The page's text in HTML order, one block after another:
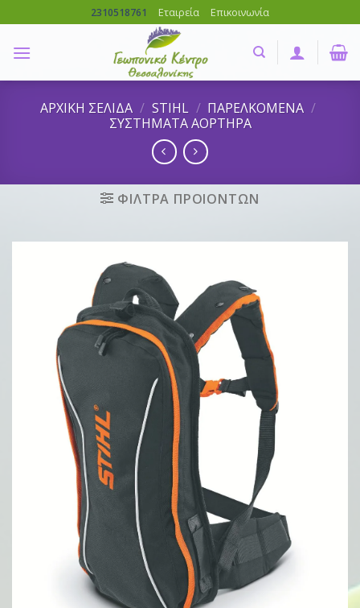
to
content
2310518761 Εταιρεία Επικοινωνία
ΑΡΧΙΚΗ ΣΕΛΙΔΑ / STIHL / ΠΑΡΕΛΚΟΜΕΝΑ /
ΣΥΣΤΗΜΑΤΑ ΑΟΡΤΗΡΑ
ΦΙΛΤΡΑ ΠΡΟΙΟΝΤΩΝ